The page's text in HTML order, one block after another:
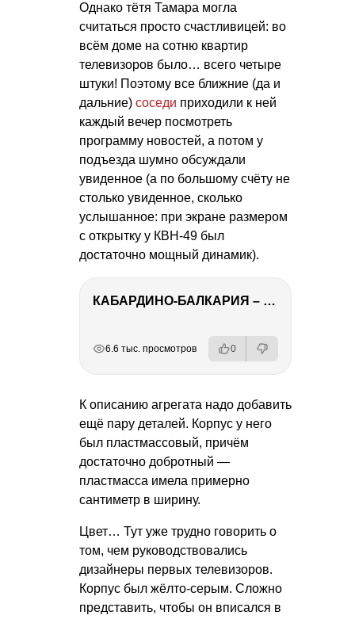
Однако тётя Тамара могла
считаться просто счастливицей: во
всём доме на сотню квартир
телевизоров было… всего четыре
штуки! Поэтому все ближние (да и
дальние) соседи приходили к ней
каждый вечер посмотреть
программу новостей, а потом у
подъезда шумно обсуждали
увиденное (а по большому счёту не
столько увиденное, сколько
услышанное: при экране размером
с открытку у КВН-49 был
достаточно мощный динамик).
КАБАРДИНО-БАЛКАРИЯ – ПУТЕШЕСТВИЕ НА КАВКАЗ часть 3
6.6 тыс. просмотров 0
К описанию агрегата надо добавить
ещё пару деталей. Корпус у него
был пластмассовый, причём
достаточно добротный —
пластмасса имела примерно
сантиметр в ширину.
Цвет… Тут уже трудно говорить о
том, чем руководствовались
дизайнеры первых телевизоров.
Корпус был жёлто-серым. Сложно
представить, чтобы он вписался в